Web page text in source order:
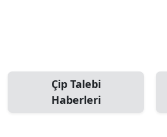
Çip Talebi
Haberleri